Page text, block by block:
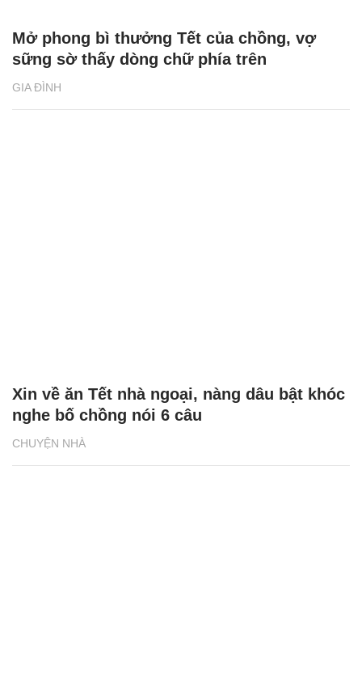
GIA ĐÌNH
Mở phong bì thưởng Tết của chồng, vợ
sững sờ thấy dòng chữ phía trên
CHUYỆN NHÀ
Xin về ăn Tết nhà ngoại, nàng dâu bật khóc
nghe bố chồng nói 6 câu